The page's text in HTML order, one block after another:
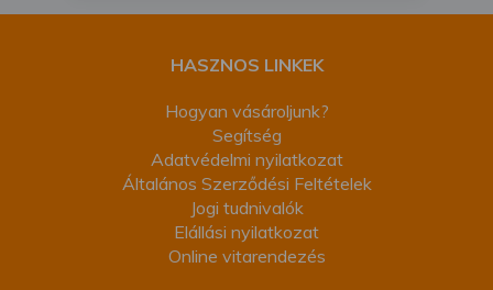
HASZNOS LINKEK
Hogyan vásároljunk?
Segítség
Adatvédelmi nyilatkozat
Általános Szerződési Feltételek
Jogi tudnivalók
Elállási nyilatkozat
Online vitarendezés